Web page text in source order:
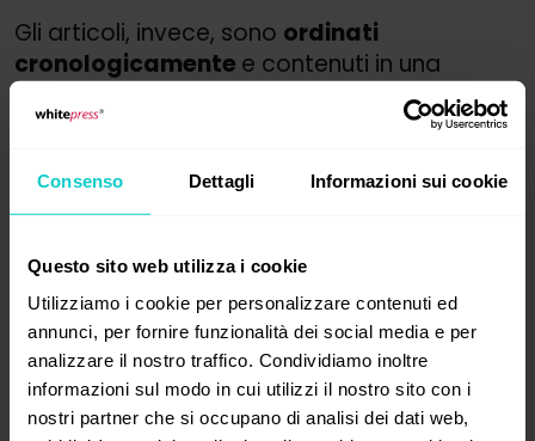
Consenso Dettagli Informazioni sui cookie
Questo sito web utilizza i cookie
Utilizziamo i cookie per personalizzare contenuti ed
annunci, per fornire funzionalità dei social media e per
analizzare il nostro traffico. Condividiamo inoltre
informazioni sul modo in cui utilizzi il nostro sito con i
nostri partner che si occupano di analisi dei dati web,
Gli articoli, invece, sono ordinati
cronologicamente e contenuti in una
sezione del sito che potrebbe essere
definita blog, news o “articoli”. Questo è il
perché ilprotagonista diventa l’argomento
del nostro settore e non più noi e la nostra
una “voce autorevole” di settore
rispondere alle domande più frequenti del
potenziale cliente e a fornire
approfondimenti.
Il content marketing, quindi, non parte dalla